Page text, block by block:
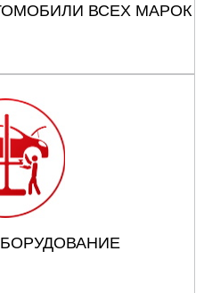
ВСЕХ МАРОК